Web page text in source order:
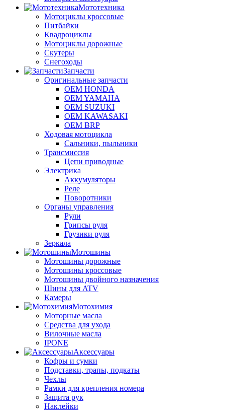
Мототехника
Мотоциклы кроссовые
Питбайки
Квадроциклы
Мотоциклы дорожные
Скутеры
Снегоходы
Запчасти
Оригинальные запчасти
OEM HONDA
OEM YAMAHA
OEM SUZUKI
OEM KAWASAKI
OEM BRP
Ходовая мотоцикла
Сальники, пыльники
Трансмиссия
Цепи приводные
Электрика
Аккумуляторы
Реле
Поворотники
Органы управления
Рули
Грипсы руля
Грузики руля
Зеркала
Мотошины
Мотошины дорожные
Мотошины кроссовые
Мотошины двойного назначения
Шины для ATV
Камеры
Мотохимия
Моторные масла
Средства для ухода
Вилочные масла
IPONE
Аксессуары
Кофры и сумки
Подставки, трапы, подкаты
Чехлы
Рамки для крепления номера
Защита рук
Наклейки